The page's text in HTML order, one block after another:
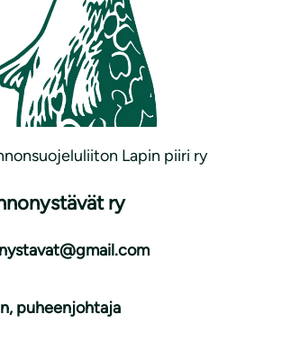
Lapin piiri ry
ry
puheenjohtaja